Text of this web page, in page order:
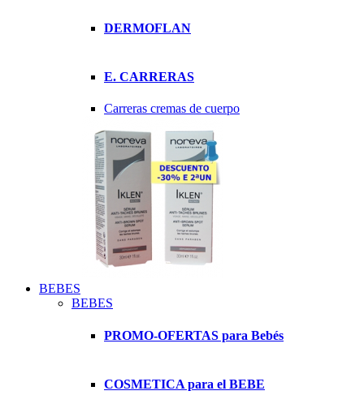
DERMOFLAN
E. CARRERAS
Carreras cremas de cuerpo
BEBES
BEBES
PROMO-OFERTAS para Bebés
COSMETICA para el BEBE